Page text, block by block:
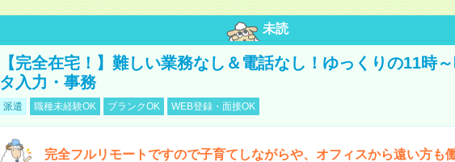
未読
【完全在宅！】難しい業務なし＆電話なし！ゆっくりの11時
タ入力・事務
派遣 職種未経験OK ブランクOK WEB登録・面接OK
完全フルリモートですので子育てしながらや、オフィスから遠い方も